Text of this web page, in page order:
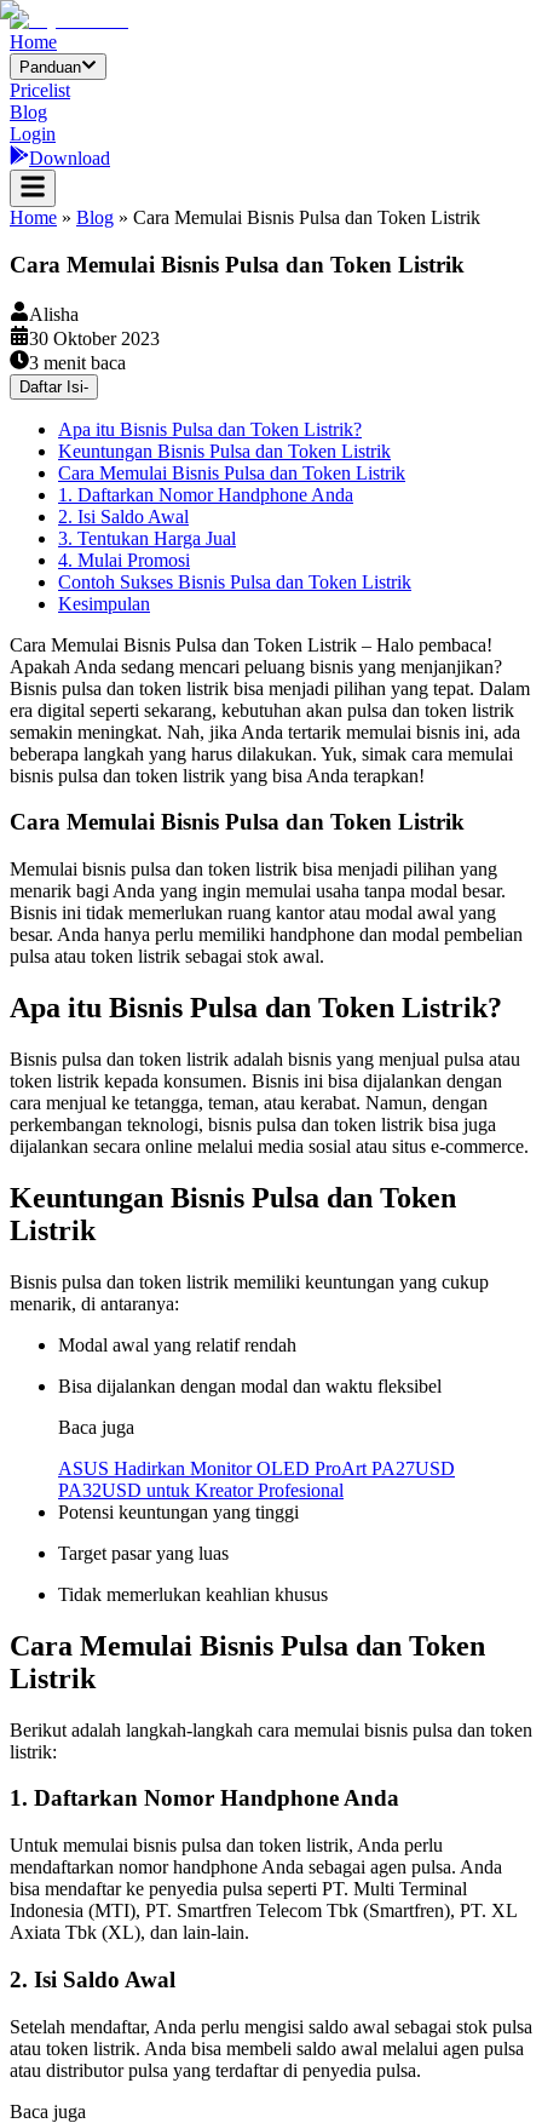
Home
Panduan
Pricelist
Blog
Login
Download
Home » Blog » Cara Memulai Bisnis Pulsa dan Token Listrik
Cara Memulai Bisnis Pulsa dan Token Listrik
Alisha
30 Oktober 2023
3 menit baca
Daftar Isi-
Apa itu Bisnis Pulsa dan Token Listrik?
Keuntungan Bisnis Pulsa dan Token Listrik
Cara Memulai Bisnis Pulsa dan Token Listrik
1. Daftarkan Nomor Handphone Anda
2. Isi Saldo Awal
3. Tentukan Harga Jual
4. Mulai Promosi
Contoh Sukses Bisnis Pulsa dan Token Listrik
Kesimpulan
Cara Memulai Bisnis Pulsa dan Token Listrik – Halo pembaca!
Apakah Anda sedang mencari peluang bisnis yang menjanjikan?
Bisnis pulsa dan token listrik bisa menjadi pilihan yang tepat. Dalam
era digital seperti sekarang, kebutuhan akan pulsa dan token listrik
semakin meningkat. Nah, jika Anda tertarik memulai bisnis ini, ada
beberapa langkah yang harus dilakukan. Yuk, simak cara memulai
bisnis pulsa dan token listrik yang bisa Anda terapkan!
Cara Memulai Bisnis Pulsa dan Token Listrik
Memulai bisnis pulsa dan token listrik bisa menjadi pilihan yang
menarik bagi Anda yang ingin memulai usaha tanpa modal besar.
Bisnis ini tidak memerlukan ruang kantor atau modal awal yang
besar. Anda hanya perlu memiliki handphone dan modal pembelian
pulsa atau token listrik sebagai stok awal.
Apa itu Bisnis Pulsa dan Token Listrik?
Bisnis pulsa dan token listrik adalah bisnis yang menjual pulsa atau
token listrik kepada konsumen. Bisnis ini bisa dijalankan dengan
cara menjual ke tetangga, teman, atau kerabat. Namun, dengan
perkembangan teknologi, bisnis pulsa dan token listrik bisa juga
dijalankan secara online melalui media sosial atau situs e-commerce.
Keuntungan Bisnis Pulsa dan Token
Listrik
Bisnis pulsa dan token listrik memiliki keuntungan yang cukup
menarik, di antaranya:
Modal awal yang relatif rendah
Bisa dijalankan dengan modal dan waktu fleksibel
Baca juga
ASUS Hadirkan Monitor OLED ProArt PA27USD
PA32USD untuk Kreator Profesional
Potensi keuntungan yang tinggi
Target pasar yang luas
Tidak memerlukan keahlian khusus
Cara Memulai Bisnis Pulsa dan Token
Listrik
Berikut adalah langkah-langkah cara memulai bisnis pulsa dan token
listrik:
1. Daftarkan Nomor Handphone Anda
Untuk memulai bisnis pulsa dan token listrik, Anda perlu
mendaftarkan nomor handphone Anda sebagai agen pulsa. Anda
bisa mendaftar ke penyedia pulsa seperti PT. Multi Terminal
Indonesia (MTI), PT. Smartfren Telecom Tbk (Smartfren), PT. XL
Axiata Tbk (XL), dan lain-lain.
2. Isi Saldo Awal
Setelah mendaftar, Anda perlu mengisi saldo awal sebagai stok pulsa
atau token listrik. Anda bisa membeli saldo awal melalui agen pulsa
atau distributor pulsa yang terdaftar di penyedia pulsa.
Baca juga